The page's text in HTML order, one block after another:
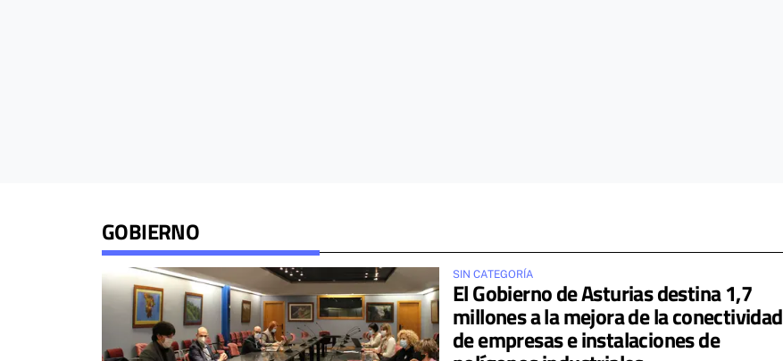
GOBIERNO
SIN CATEGORÍA
El Gobierno de Asturias destina 1,7
millones a la mejora de la conectividad
de empresas e instalaciones de